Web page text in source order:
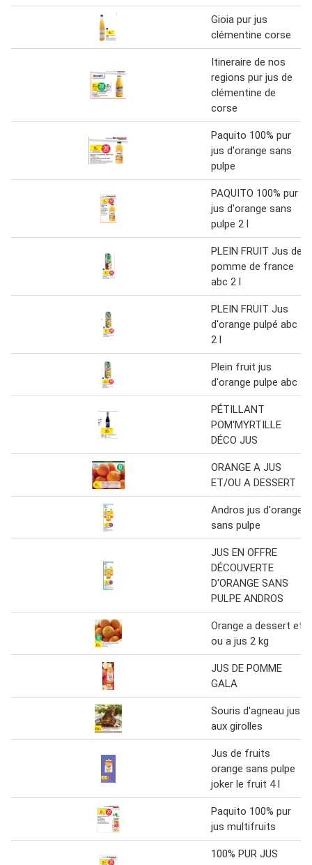
Gioia pur jus
clémentine corse
Itineraire de nos
regions pur jus de
clémentine de
corse
Paquito 100% pur
jus d'orange sans
pulpe
PAQUITO 100% pur
jus d'orange sans
pulpe 2 l
PLEIN FRUIT Jus de
pomme de france
abc 2 l
PLEIN FRUIT Jus
d'orange pulpé abc
2 l
Plein fruit jus
d'orange pulpe abc
PÉTILLANT
POM'MYRTILLE
DÉCO JUS
ORANGE A JUS
ET/OU A DESSERT
Andros jus d'orange
sans pulpe
JUS EN OFFRE
DÉCOUVERTE
D'ORANGE SANS
PULPE ANDROS
Orange a dessert et
ou a jus 2 kg
JUS DE POMME
GALA
Souris d'agneau jus
aux girolles
Jus de fruits
orange sans pulpe
joker le fruit 4 l
Paquito 100% pur
jus multifruits
100% PUR JUS